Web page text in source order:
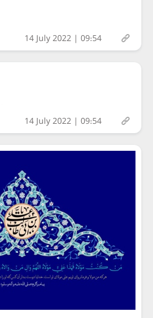
14 July 2022 | 09:54
14 July 2022 | 09:54